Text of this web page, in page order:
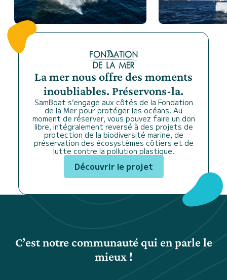
La mer nous offre des moments
inoubliables. Préservons-la.
SamBoat s’engage aux côtés de la Fondation
de la Mer pour protéger les océans. Au
moment de réserver, vous pouvez faire un don
libre, intégralement reversé à des projets de
protection de la biodiversité marine, de
préservation des écosystèmes côtiers et de
lutte contre la pollution plastique.
Découvrir le projet
C’est notre communauté qui en parle le
mieux !